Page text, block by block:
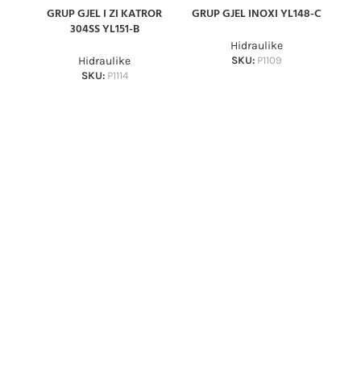
GRUP GJEL I ZI KATROR
304SS YL151-B
Hidraulike
SKU: P1114
GRUP GJEL INOXI YL148-C
Hidraulike
SKU: P1109